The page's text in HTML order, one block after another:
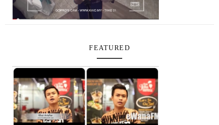
FEATURED